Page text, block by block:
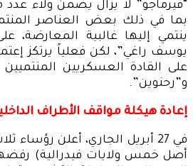
“فيرماجو” لا يزال يضمن ولاء
بما في ذلك بعض العناصر
ينتمي إليها غالبية المعارضة،
يوسف راغي”، لكن فعلياً يرتكز
على القادة العسكريين
و”رحنوين”.
إعادة هيكلة مواقف الأطراف
في 27 أبريل الجاري، أعلن
أصل خمس ولايات فيدرالية)